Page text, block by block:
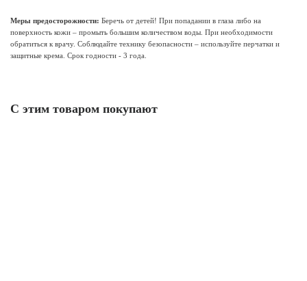
Меры предосторожности: Беречь от детей! При попадании в глаза либо на
поверхность кожи – промыть большим количеством воды. При необходимости
обратиться к врачу. Соблюдайте технику безопасности – используйте перчатки и
защитные крема. Срок годности - 3 года.
С этим товаром покупают